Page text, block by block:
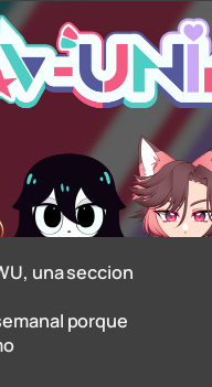
una seccion
porque